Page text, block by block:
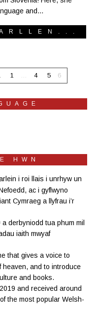
and…
1 … 4 5 6
HWN
i roi llais i unrhyw un
ac i gyflwyno
Cymraeg a llyfrau i’r
derbyniodd tua phum mil
iaith mwyaf
that gives a voice to
and to introduce
and books.
and received around
the most popular Welsh-